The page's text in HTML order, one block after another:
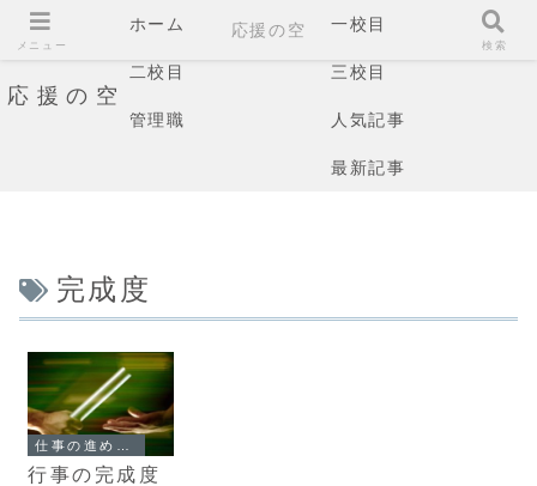
応援の空
ホーム 一校目
二校目 三校目
管理職 人気記事
最新記事
完成度
行事の完成度
メニュー
応援の空
検索